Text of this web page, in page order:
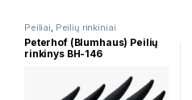
Peiliai, Peilių rinkiniai
Peterhof (Blumhaus) Peilių
rinkinys BH-146